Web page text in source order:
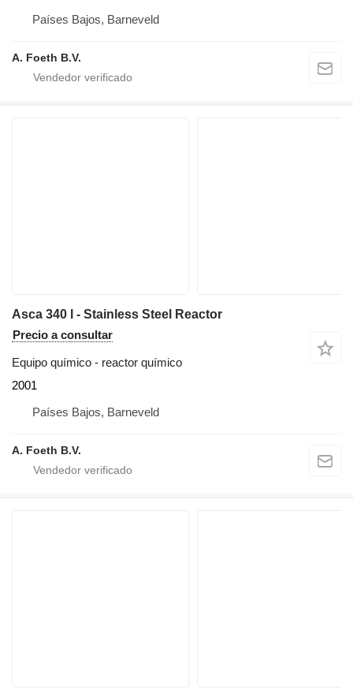
Países Bajos, Barneveld
A. Foeth B.V.
Asca 340 l - Stainless Steel Reactor
Precio a consultar
Equipo químico - reactor químico
2001
Países Bajos, Barneveld
A. Foeth B.V.